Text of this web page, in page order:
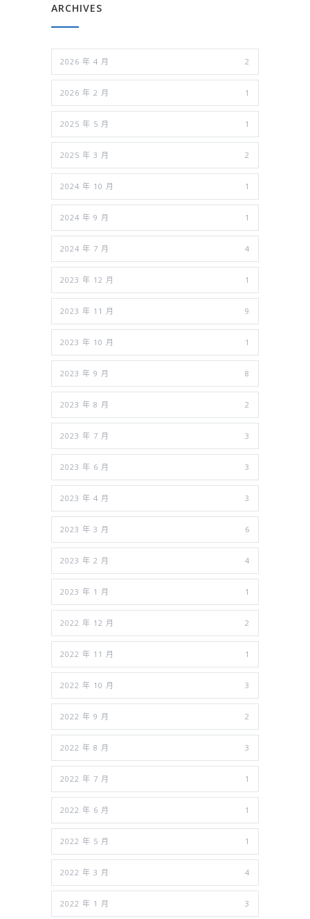
ARCHIVES
2026 年 4 月 2
2026 年 2 月 1
2025 年 5 月 1
2025 年 3 月 2
2024 年 10 月 1
2024 年 9 月 1
2024 年 7 月 4
2023 年 12 月 1
2023 年 11 月 9
2023 年 10 月 1
2023 年 9 月 8
2023 年 8 月 2
2023 年 7 月 3
2023 年 6 月 3
2023 年 4 月 3
2023 年 3 月 6
2023 年 2 月 4
2023 年 1 月 1
2022 年 12 月 2
2022 年 11 月 1
2022 年 10 月 3
2022 年 9 月 2
2022 年 8 月 3
2022 年 7 月 1
2022 年 6 月 1
2022 年 5 月 1
2022 年 3 月 4
2022 年 1 月 3